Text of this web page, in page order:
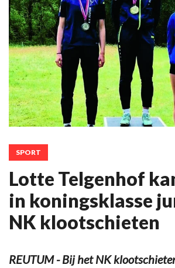
SPORT
Lotte Telgenhof
in koningsklasse
NK klootschieten
REUTUM - Bij het NK